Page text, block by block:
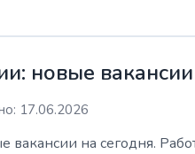
новые
17.06.2026
вакансии на сегодня.